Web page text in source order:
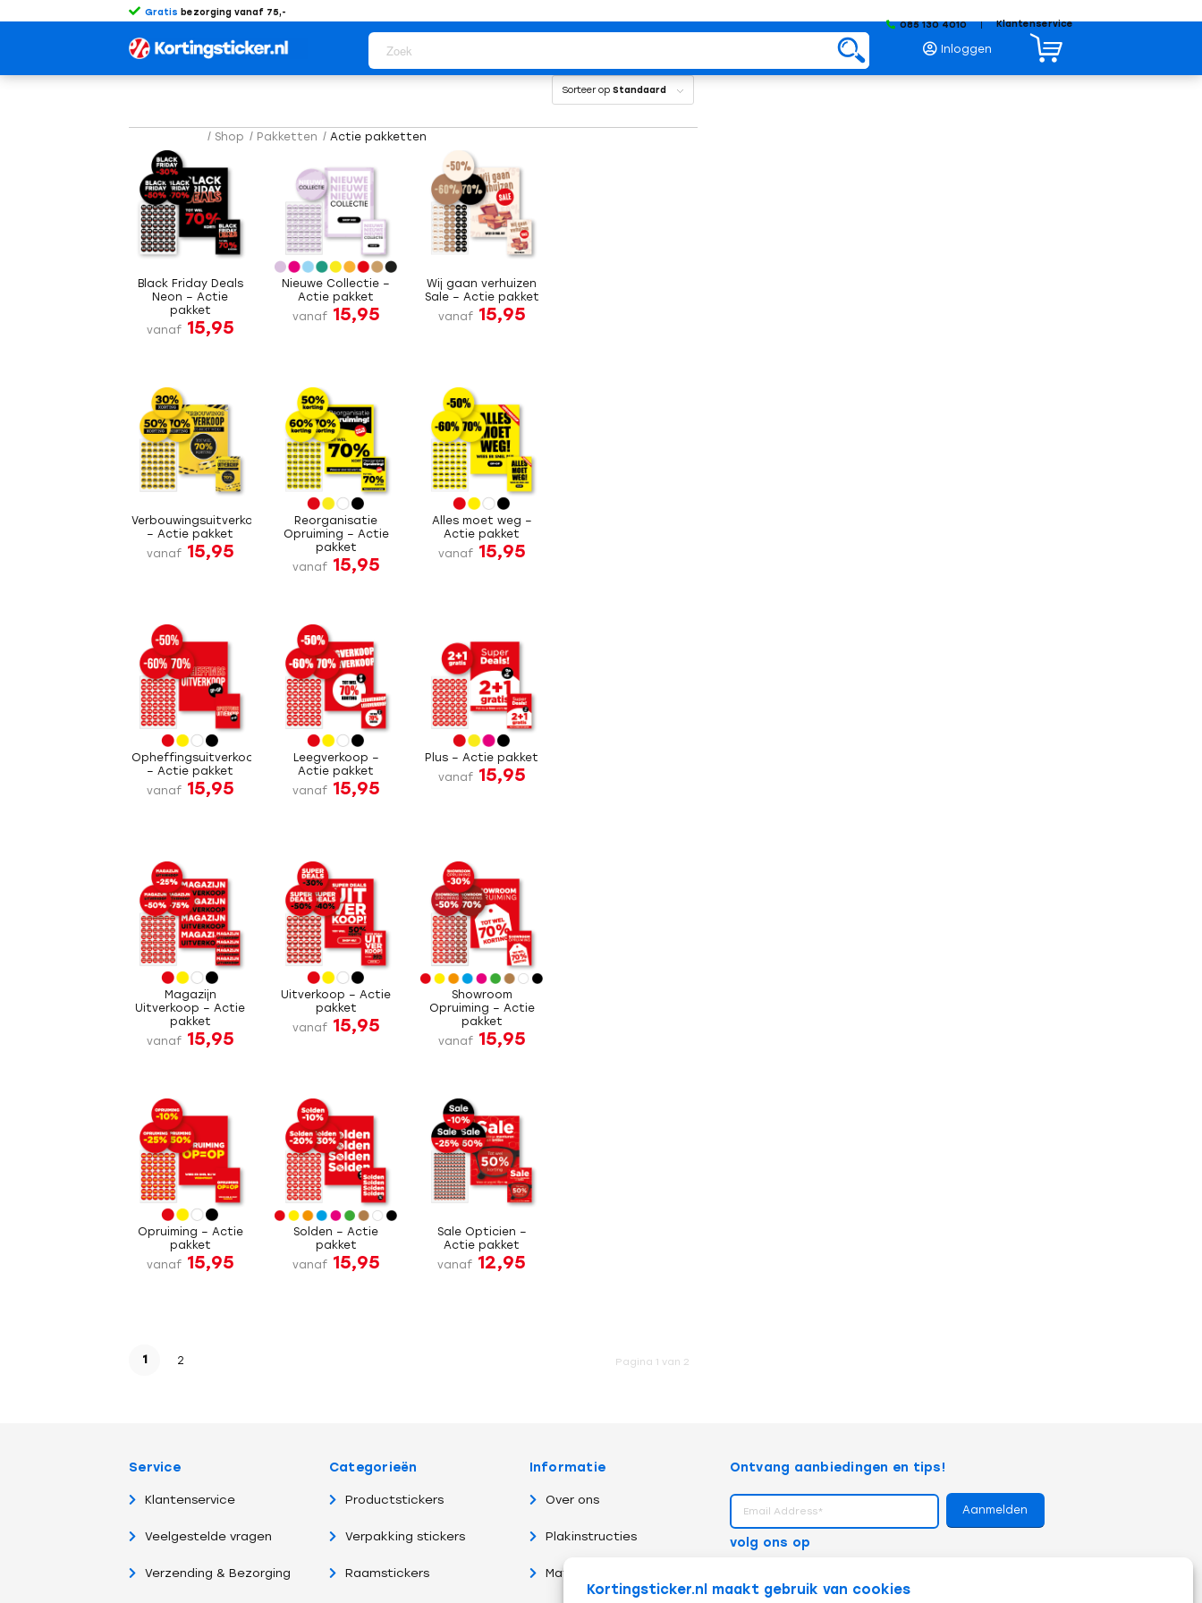
Kortingsticker.nl maakt gebruik van cookies
Gratis bezorging vanaf 75,-
085 130 4010
| Klantenservice
Inloggen
/ Shop / Pakketten / Actie pakketten
Sorteer opStandaard
Black Friday Deals
Neon – Actie
pakket
vanaf 15,95
Nieuwe Collectie –
Actie pakket
vanaf 15,95
Wij gaan verhuizen
Sale – Actie pakket
vanaf 15,95
Verbouwingsuitverkoop
– Actie pakket
vanaf 15,95
Reorganisatie
Opruiming – Actie
pakket
vanaf 15,95
Alles moet weg –
Actie pakket
vanaf 15,95
Opheffingsuitverkoop
– Actie pakket
vanaf 15,95
Leegverkoop –
Actie pakket
vanaf 15,95
Plus – Actie pakket
vanaf 15,95
Magazijn
Uitverkoop – Actie
pakket
vanaf 15,95
Uitverkoop – Actie
pakket
vanaf 15,95
Showroom
Opruiming – Actie
pakket
vanaf 15,95
Opruiming – Actie
pakket
vanaf 15,95
Solden – Actie
pakket
vanaf 15,95
Sale Opticien –
Actie pakket
vanaf 12,95
Pagina 1 van 2
1 2
Service
Klantenservice
Veelgestelde vragen
Verzending & Bezorging
Categorieën
Productstickers
Verpakking stickers
Raamstickers
Informatie
Over ons
Plakinstructies
Materiaalsoorten
Ontvang aanbiedingen en tips!
volg ons op